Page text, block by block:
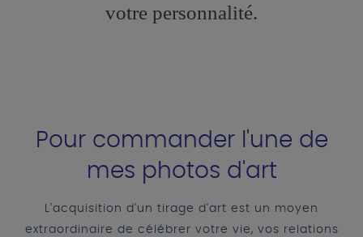
votre personnalité.
Pour commander l'une de
mes photos d'art
L'acquisition d'un tirage d'art est un moyen
extraordinaire de célébrer votre vie, vos relations